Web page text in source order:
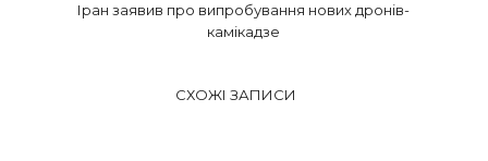
Іран заявив про випробування нових дронів-
камікадзе
СХОЖІ ЗАПИСИ